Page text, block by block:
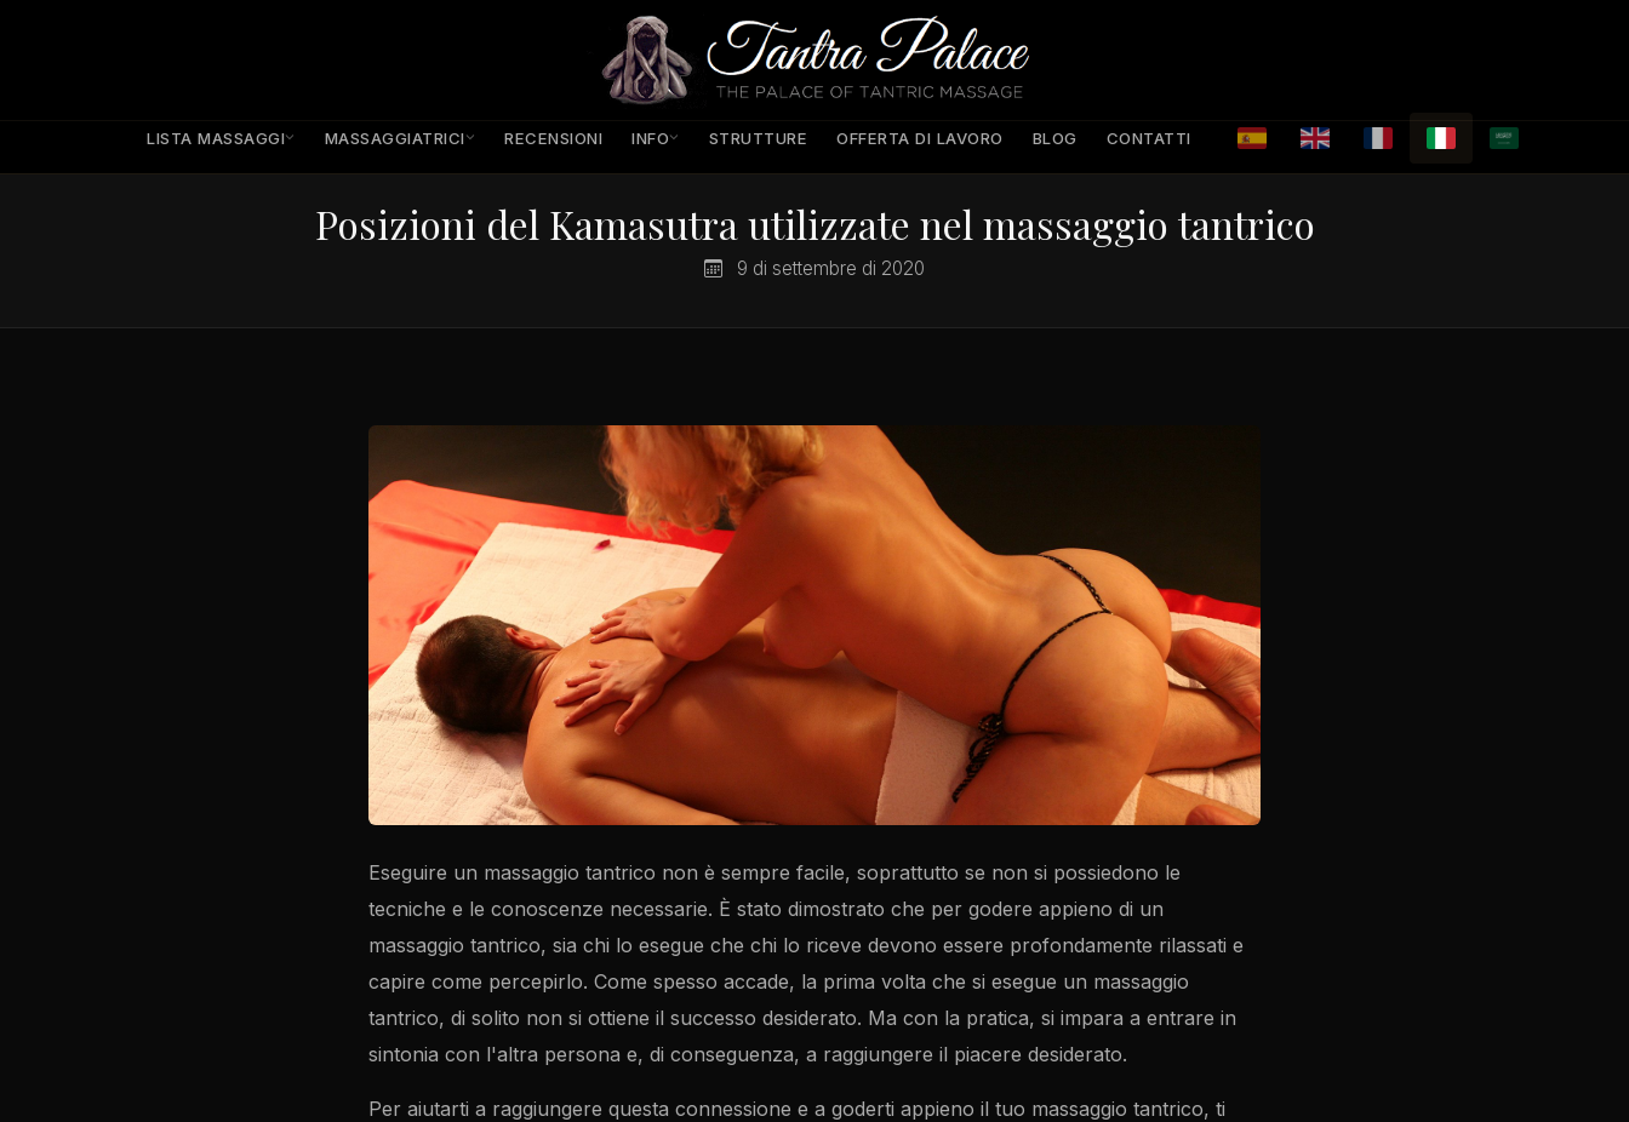
LISTA MASSAGGI MASSAGGIATRICI RECENSIONI INFO STRUTTURE OFFERTA DI LAVORO BLOG CONTATTI
Posizioni del Kamasutra utilizzate nel massaggio tantrico
9 di settembre di 2020
Eseguire un massaggio tantrico non è sempre facile, soprattutto se non si possiedono le
tecniche e le conoscenze necessarie. È stato dimostrato che per godere appieno di un
massaggio tantrico, sia chi lo esegue che chi lo riceve devono essere profondamente rilassati e
capire come percepirlo. Come spesso accade, la prima volta che si esegue un massaggio
tantrico, di solito non si ottiene il successo desiderato. Ma con la pratica, si impara a entrare in
sintonia con l'altra persona e, di conseguenza, a raggiungere il piacere desiderato.
Per aiutarti a raggiungere questa connessione e a goderti appieno il tuo massaggio tantrico, ti